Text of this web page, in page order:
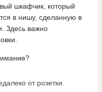
шкафчик, который
в нишу, сделанную в
Здесь важно
от розетки.